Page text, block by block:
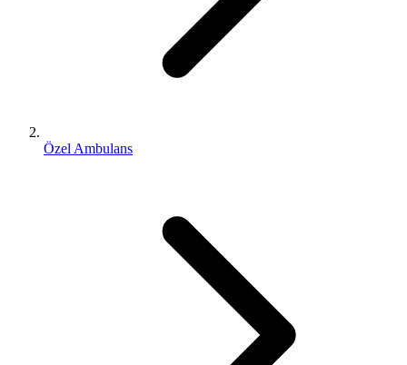
Özel Ambulans